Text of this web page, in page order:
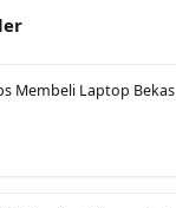
Membeli Laptop Bekas